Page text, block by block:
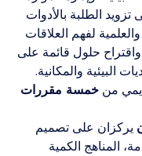
تزويد الطلبة بالأدوات
والعلمية لفهم العلاقات
واقتراح حلول قائمة على
البيئية والمكانية.
من خمسة مقررات
يركزان على تصميم
المناهج الكمية